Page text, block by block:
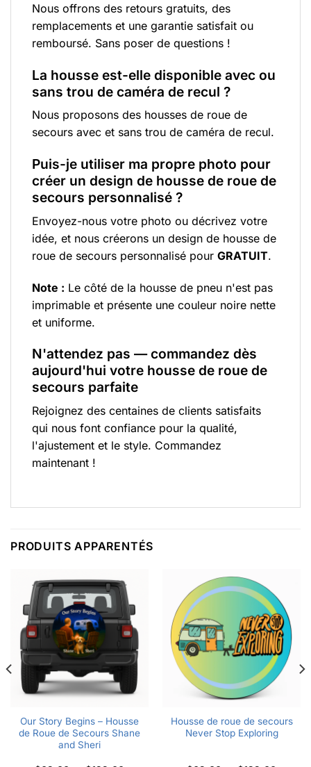
Nous offrons des retours gratuits, des
remplacements et une garantie satisfait ou
remboursé. Sans poser de questions !
La housse est-elle disponible avec ou
sans trou de caméra de recul ?
Nous proposons des housses de roue de
secours avec et sans trou de caméra de recul.
Puis-je utiliser ma propre photo pour
créer un design de housse de roue de
secours personnalisé ?
Envoyez-nous votre photo ou décrivez votre
idée, et nous créerons un design de housse de
roue de secours personnalisé pour GRATUIT.
Note : Le côté de la housse de pneu n'est pas
imprimable et présente une couleur noire nette
et uniforme.
N'attendez pas — commandez dès
aujourd'hui votre housse de roue de
secours parfaite
Rejoignez des centaines de clients satisfaits
qui nous font confiance pour la qualité,
l'ajustement et le style. Commandez
maintenant !
PRODUITS APPARENTÉS
Our Story Begins – Housse
de Roue de Secours Shane
and Sheri
Housse de roue de secours
Never Stop Exploring